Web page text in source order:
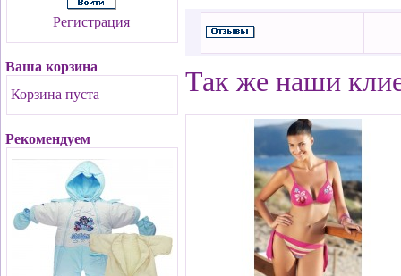
Регистрация
Ваша корзина
Корзина пуста
Рекомендуем
Так же наши